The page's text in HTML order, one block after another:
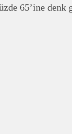
65’ine denk